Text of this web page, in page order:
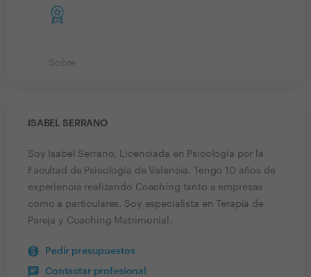
Sobre
ISABEL SERRANO
Soy Isabel Serrano, Licenciada en Psicología por la
Facultad de Psicología de Valencia. Tengo 10 años de
experiencia realizando Coaching tanto a empresas
como a particulares. Soy especialista en Terapia de
Pareja y Coaching Matrimonial.
Pedir presupuestos
Contactar profesional